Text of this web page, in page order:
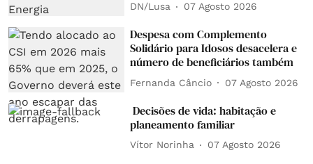
DN/Lusa 07 Agosto 2026
Despesa com Complemento
Solidário para Idosos desacelera e
número de beneficiários também
Fernanda Câncio 07 Agosto 2026
Decisões de vida: habitação e
planeamento familiar
Vítor Norinha 07 Agosto 2026